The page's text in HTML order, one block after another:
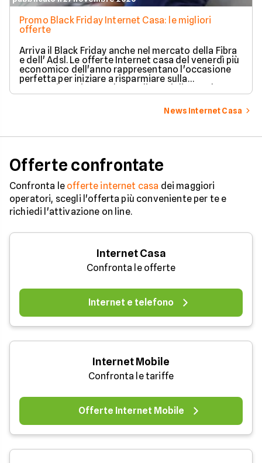
Promo Black Friday Internet Casa: le migliori
offerte
Arriva il Black Friday anche nel mercato della Fibra
e dell' Adsl. Le offerte Internet casa del venerdì più
economico dell'anno rappresentano l'occasione
perfetta per iniziare a risparmiare sulla
connessione ricevendo regali speciali. Ecco le
migliori offerte Internet Casa del Black Friday
News Internet Casa
Offerte confrontate
Confronta le offerte internet casa dei maggiori
operatori, scegli l'offerta più conveniente per te e
richiedi l'attivazione on line.
Internet Casa
Confronta le offerte
Internet e telefono
Internet Mobile
Confronta le tariffe
Offerte Internet Mobile